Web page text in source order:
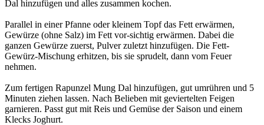
Dal hinzufügen und alles zusammen kochen.
Parallel in einer Pfanne oder kleinem Topf das Fett erwärmen,
Gewürze (ohne Salz) im Fett vor-sichtig erwärmen. Dabei die
ganzen Gewürze zuerst, Pulver zuletzt hinzufügen. Die Fett-
Gewürz-Mischung erhitzen, bis sie sprudelt, dann vom Feuer
nehmen.
Zum fertigen Rapunzel Mung Dal hinzufügen, gut umrühren und 5
Minuten ziehen lassen. Nach Belieben mit geviertelten Feigen
garnieren. Passt gut mit Reis und Gemüse der Saison und einem
Klecks Joghurt.